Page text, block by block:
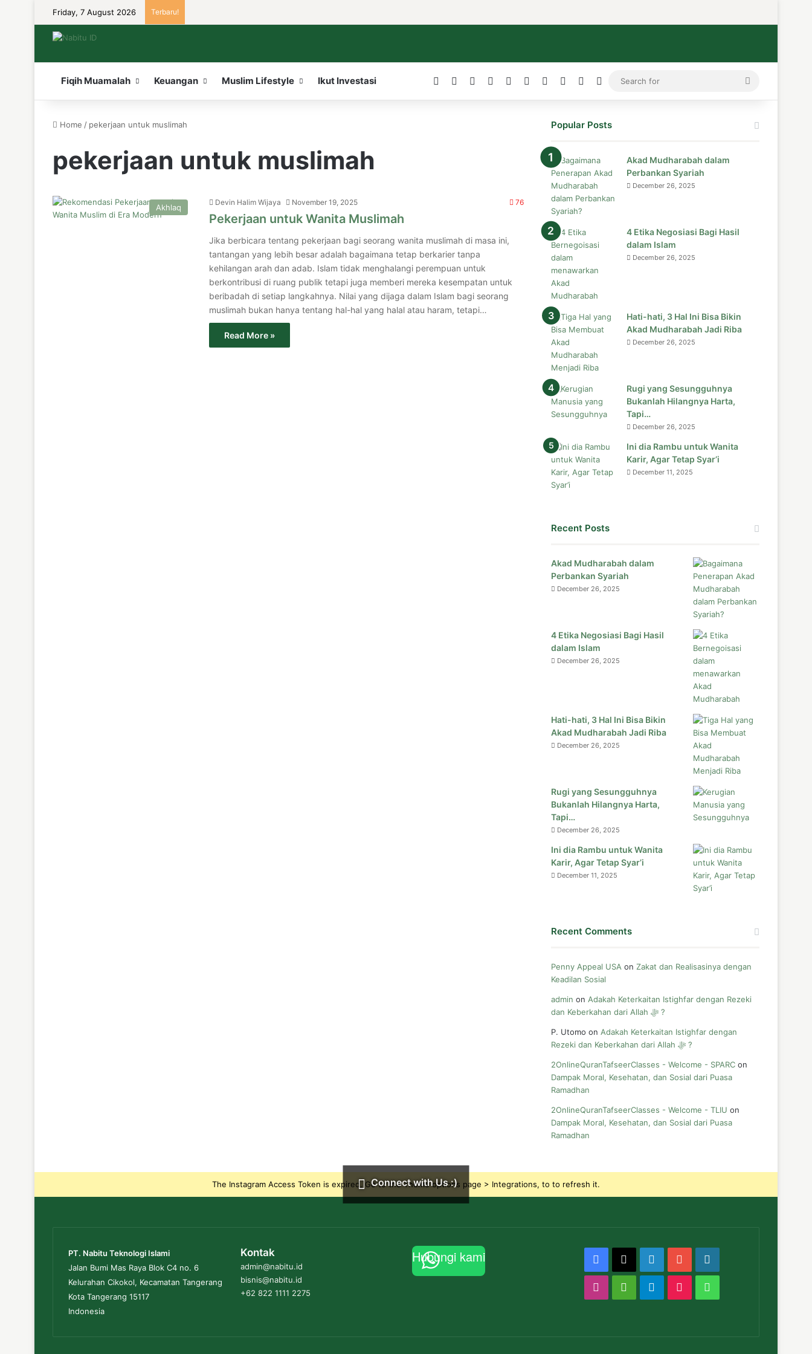
Friday, 7 August 2026 Terbaru!
Fiqih Muamalah Keuangan Muslim Lifestyle Ikut Investasi Facebook LinkedInYouTubeWordPress
InstagramMediumTelegram
TikTokWhatsApp
Search
for
Home / pekerjaan untuk muslimah
pekerjaan untuk muslimah
Akhlaq
Devin Halim Wijaya November 19, 2025 76
Pekerjaan untuk Wanita Muslimah
Jika berbicara tentang pekerjaan bagi seorang wanita muslimah di masa ini,
tantangan yang lebih besar adalah bagaimana tetap berkarier tanpa
kehilangan arah dan adab. Islam tidak menghalangi perempuan untuk
berkontribusi di ruang publik tetapi juga memberi mereka kesempatan untuk
beribadah di setiap langkahnya. Nilai yang dijaga dalam Islam bagi seorang
muslimah bukan hanya tentang hal-hal yang halal atau haram, tetapi…
Read More »
Popular Posts
Akad Mudharabah dalam
Perbankan Syariah
December 26, 2025
4 Etika Negosiasi Bagi Hasil
dalam Islam
December 26, 2025
Hati-hati, 3 Hal Ini Bisa Bikin
Akad Mudharabah Jadi Riba
December 26, 2025
Rugi yang Sesungguhnya
Bukanlah Hilangnya Harta,
Tapi…
December 26, 2025
Ini dia Rambu untuk Wanita
Karir, Agar Tetap Syar’i
December 11, 2025
Recent Posts
Akad Mudharabah dalam
Perbankan Syariah
December 26, 2025
4 Etika Negosiasi Bagi Hasil
dalam Islam
December 26, 2025
Hati-hati, 3 Hal Ini Bisa Bikin
Akad Mudharabah Jadi Riba
December 26, 2025
Rugi yang Sesungguhnya
Bukanlah Hilangnya Harta,
Tapi…
December 26, 2025
Ini dia Rambu untuk Wanita
Karir, Agar Tetap Syar’i
December 11, 2025
Recent Comments
Penny Appeal USA on Zakat dan Realisasinya dengan
Keadilan Sosial
admin on Adakah Keterkaitan Istighfar dengan Rezeki
dan Keberkahan dari Allah ﷻ ?
P. Utomo on Adakah Keterkaitan Istighfar dengan
Rezeki dan Keberkahan dari Allah ﷻ ?
2OnlineQuranTafseerClasses - Welcome - SPARC on
Dampak Moral, Kesehatan, dan Sosial dari Puasa
Ramadhan
2OnlineQuranTafseerClasses - Welcome - TLIU on
Dampak Moral, Kesehatan, dan Sosial dari Puasa
Ramadhan
Connect with Us :)
The Instagram Access Token is expired, Go to the Theme options page > Integrations, to to refresh it.
PT. Nabitu Teknologi Islami
Jalan Bumi Mas Raya Blok C4 no. 6
Kelurahan Cikokol, Kecamatan Tangerang
Kota Tangerang 15117
Indonesia
Kontak
admin@nabitu.id
bisnis@nabitu.id
+62 822 1111 2275
Hubungi kami Facebook LinkedInYouTube
Instagram
MediumTelegramTikTok